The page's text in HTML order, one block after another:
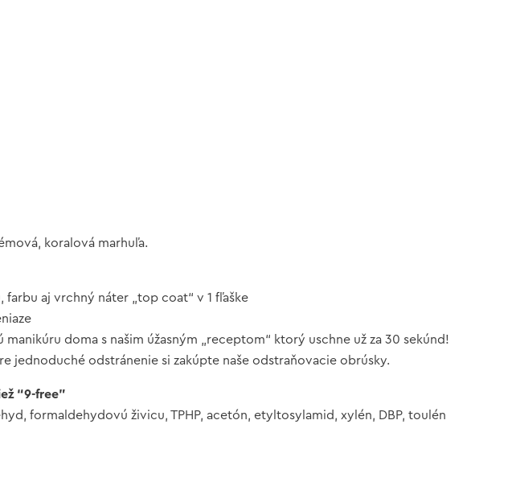
koralová marhuľa.
farbu aj vrchný náter „top coat“ v 1 fľaške
manikúru doma s našim úžasným „receptom“ ktorý uschne už za 30 sekúnd!
jednoduché odstránenie si zakúpte naše odstraňovacie obrúsky.
“9-free”
formaldehydovú živicu, TPHP, acetón, etyltosylamid, xylén, DBP, toulén